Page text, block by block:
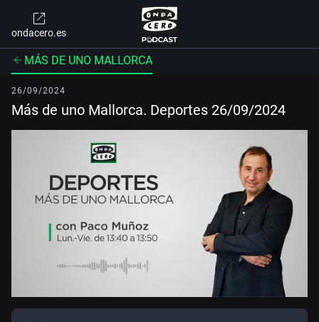
ondacero.es
MÁS DE UNO MALLORCA
26/09/2024
Más de uno Mallorca. Deportes 26/09/2024